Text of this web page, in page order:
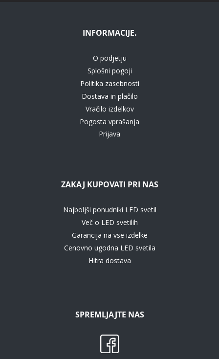
INFORMACIJE.
O podjetju
Splošni pogoji
Politika zasebnosti
Dostava in plačilo
Vračilo izdelkov
Pogosta vprašanja
Prijava
ZAKAJ KUPOVATI PRI NAS
Najboljši ponudniki LED svetil
Več o LED svetilih
Garancija na vse izdelke
Cenovno ugodna LED svetila
Hitra dostava
SPREMLJAJTE NAS